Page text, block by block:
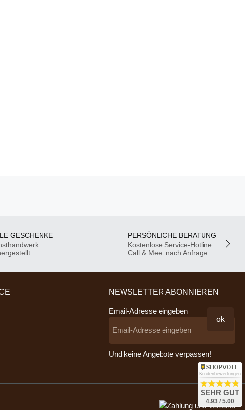
GESCHENKE
PERSÖNLICHE BERATUNG
Kostenlose Service-Hotline
Call & Meet nach Anfrage
NEWSLETTER ABONNIEREN
Email-Adresse eingeben
ok
Und keine Angebote verpassen!
Kundenbewertungen
SEHR GUT
4.93 / 5.00